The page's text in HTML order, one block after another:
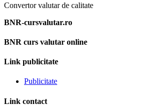
Convertor valutar de calitate
BNR-cursvalutar.ro
BNR curs valutar online
Link publicitate
Publicitate
Link contact